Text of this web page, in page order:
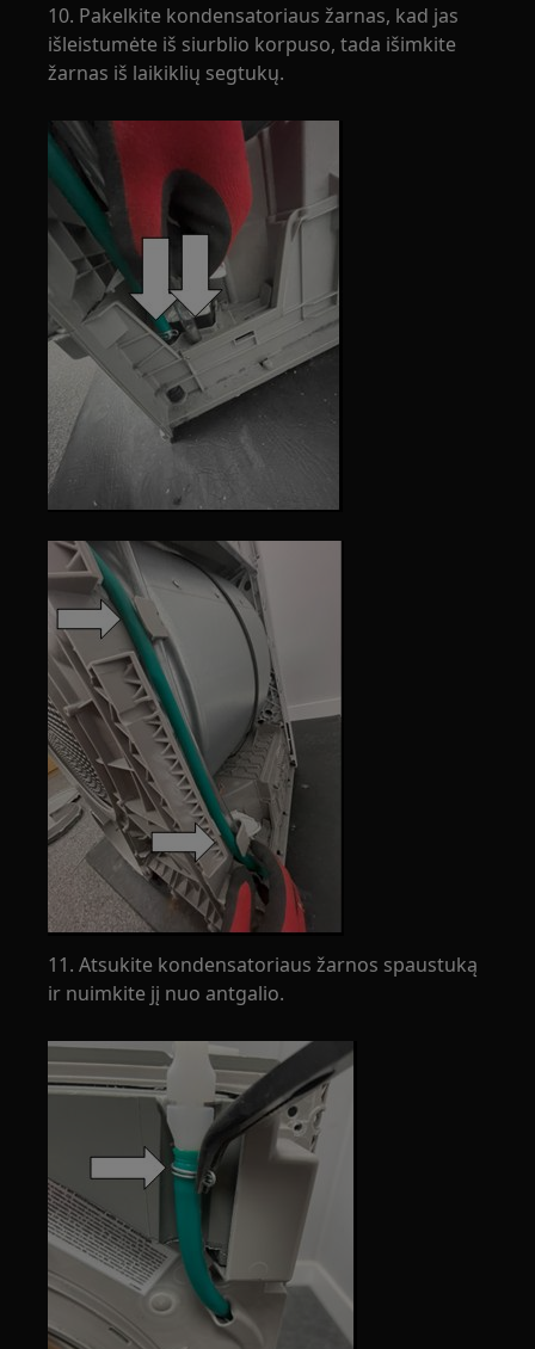
10. Pakelkite kondensatoriaus žarnas, kad jas
išleistumėte iš siurblio korpuso, tada išimkite
žarnas iš laikiklių segtukų.
11. Atsukite kondensatoriaus žarnos spaustuką
ir nuimkite jį nuo antgalio.